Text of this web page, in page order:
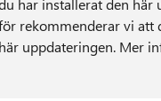
har installerat den här
rekommenderar vi att
uppdateringen. Mer